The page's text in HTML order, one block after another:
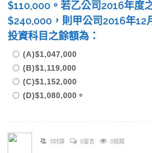
$110,000。若乙公司2016年度
$240,000，則甲公司2016年12
投資科目之餘額為：
(A)$1,047,000
(B)$1,119,000
(C)$1,152,000
(D)$1,080,000。
0討論 0留言 0追蹤